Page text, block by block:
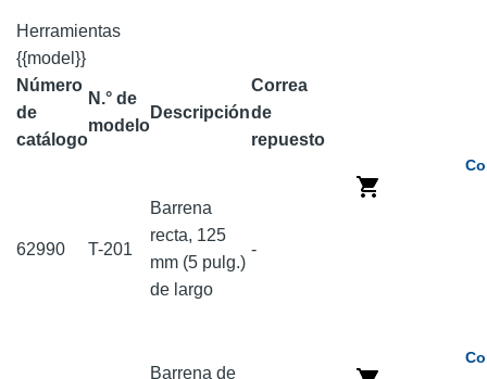
Herramientas
{{model}}
Número
de
catálogo
N.° de
modelo
Descripción
Correa
de
repuesto
62990 T-201
Barrena
recta, 125
mm (5 pulg.)
de largo
-
Barrena de